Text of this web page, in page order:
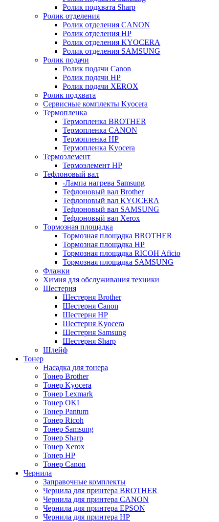
Ролик подхвата Sharp
Ролик отделения
Ролик отделения CANON
Ролик отделения HP
Ролик отделения KYOCERA
Ролик отделения SAMSUNG
Ролик подачи
Ролик подачи Canon
Ролик подачи HP
Ролик подачи XEROX
Ролик подхвата
Сервисные комплекты Kyocera
Термопленка
Термопленка BROTHER
Термопленка CANON
Термопленка HP
Термопленка Kyocera
Термоэлемент
Термоэлемент НР
Тефлоновый вал
-Лампа нагрева Samsung
Тефлоновый вал Brother
Тефлоновый вал KYOCERA
Тефлоновый вал SAMSUNG
Тефлоновый вал Xerox
Тормозная площадка
Тормозная площадка BROTHER
Тормозная площадка HP
Тормозная площадка RICOH Aficio
Тормозная площадка SAMSUNG
Флажки
Химия для обслуживания техники
Шестерня
Шестерня Brother
Шестерня Canon
Шестерня HP
Шестерня Kyocera
Шестерня Samsung
Шестерня Sharp
Шлейф
Тонер
Насадка для тонера
Тонер Brother
Тонер Kyocera
Тонер Lexmark
Тонер OKI
Тонер Pantum
Тонер Ricoh
Тонер Samsung
Тонер Sharp
Тонер Xerox
Тонер НР
Тонер Саnon
Чернила
Заправочные комплекты
Чернила для принтера BROTHER
Чернила для принтера CANON
Чернила для принтера EPSON
Чернила для принтера HP